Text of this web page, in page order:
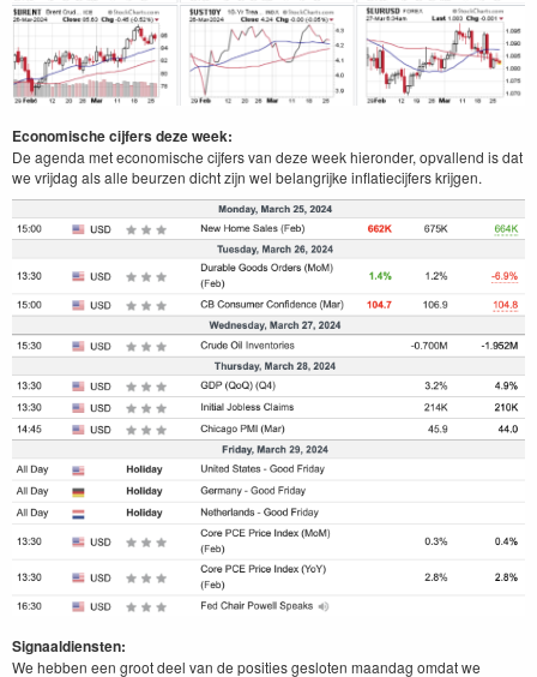
Economische cijfers deze week:
De agenda met economische cijfers van deze week hieronder, opvallend is dat
we vrijdag als alle beurzen dicht zijn wel belangrijke inflatiecijfers krijgen.
Signaaldiensten:
We hebben een groot deel van de posities gesloten maandag omdat we